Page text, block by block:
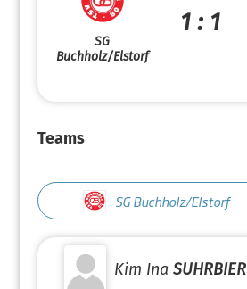
SG
Buchholz/Elstorf
1 : 1
Teams
SG Buchholz/Elstorf
Kim Ina SUHRBIER